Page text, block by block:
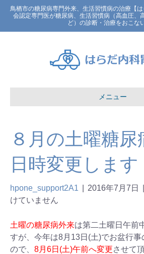
鳥栖市の糖尿病専門外来、生活習慣病の治療【
会認定専門医が糖尿病、生活習慣病（高血圧、
ど）の診断・治療をおこな
メニュー
８月の土曜糖尿
日時変更します
hpone_support2A1 2016年7月7日
けていません
土曜の糖尿病外来は第二土曜日午前
すが、今年は8月13日(土)でお盆行
ので、 8月6日(土)午前へ変更させて